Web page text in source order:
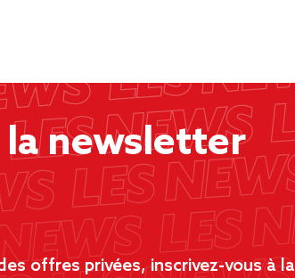
la newsletter
offres privées, inscrivez-vous à la